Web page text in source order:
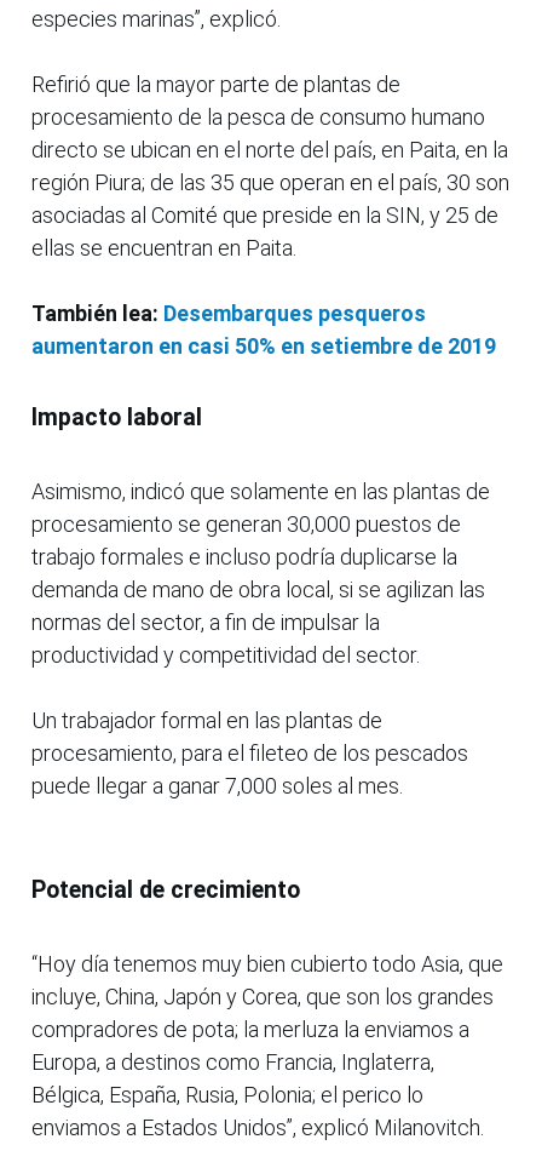
especies marinas”, explicó.
Refirió que la mayor parte de plantas de
procesamiento de la pesca de consumo humano
directo se ubican en el norte del país, en Paita, en la
región Piura; de las 35 que operan en el país, 30 son
asociadas al Comité que preside en la SIN, y 25 de
ellas se encuentran en Paita.
También lea: Desembarques pesqueros
aumentaron en casi 50% en setiembre de 2019
Impacto laboral
Asimismo, indicó que solamente en las plantas de
procesamiento se generan 30,000 puestos de
trabajo formales e incluso podría duplicarse la
demanda de mano de obra local, si se agilizan las
normas del sector, a fin de impulsar la
productividad y competitividad del sector.
Un trabajador formal en las plantas de
procesamiento, para el fileteo de los pescados
puede llegar a ganar 7,000 soles al mes.
Potencial de crecimiento
“Hoy día tenemos muy bien cubierto todo Asia, que
incluye, China, Japón y Corea, que son los grandes
compradores de pota; la merluza la enviamos a
Europa, a destinos como Francia, Inglaterra,
Bélgica, España, Rusia, Polonia; el perico lo
enviamos a Estados Unidos”, explicó Milanovitch.